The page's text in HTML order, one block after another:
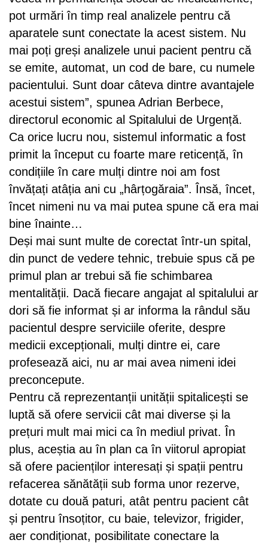
pot urmări în timp real analizele pentru că
aparatele sunt conectate la acest sistem. Nu
mai poți greși analizele unui pacient pentru că
se emite, automat, un cod de bare, cu numele
pacientului. Sunt doar câteva dintre avantajele
acestui sistem”, spunea Adrian Berbece,
directorul economic al Spitalului de Urgență.
Ca orice lucru nou, sistemul informatic a fost
primit la început cu foarte mare reticență, în
condițiile în care mulți dintre noi am fost
învățați atâția ani cu „hârțogăraia”. Însă, încet,
încet nimeni nu va mai putea spune că era mai
bine înainte…
Deși mai sunt multe de corectat într-un spital,
din punct de vedere tehnic, trebuie spus că pe
primul plan ar trebui să fie schimbarea
mentalității. Dacă fiecare angajat al spitalului ar
dori să fie informat și ar informa la rândul său
pacientul despre serviciile oferite, despre
medicii excepționali, mulți dintre ei, care
profesează aici, nu ar mai avea nimeni idei
preconcepute.
Pentru că reprezentanții unității spitalicești se
luptă să ofere servicii cât mai diverse și la
prețuri mult mai mici ca în mediul privat. În
plus, aceștia au în plan ca în viitorul apropiat
să ofere pacienților interesați și spații pentru
refacerea sănătății sub forma unor rezerve,
dotate cu două paturi, atât pentru pacient cât
și pentru însoțitor, cu baie, televizor, frigider,
aer condiționat, posibilitate conectare la